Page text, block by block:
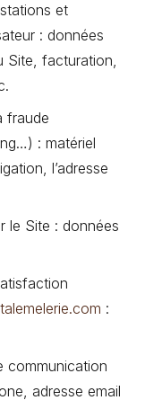
et
: données
Site, facturation,
fraude
: matériel
l’adresse
le Site : données
:
communication
adresse email